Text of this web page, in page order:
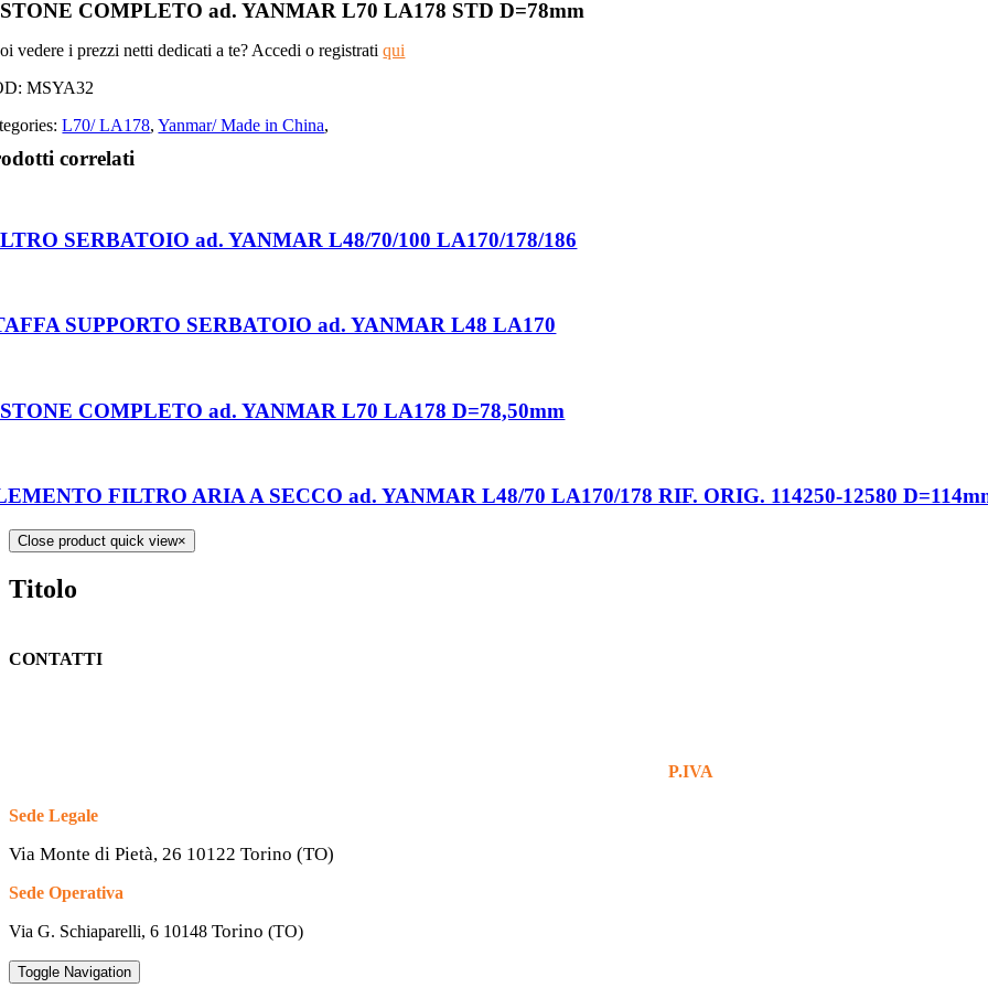
COMPLETO ad. YANMAR L70 LA178 STD D=78mm
vedere i prezzi netti dedicati a te? Accedi o registratiqui
MSYA32
L70/ LA178,Yanmar/ Made in China,
correlati
SERBATOIO ad. YANMAR L48/70/100 LA170/178/186
SUPPORTO SERBATOIO ad. YANMAR L48 LA170
COMPLETO ad. YANMAR L70 LA178 D=78,50mm
FILTRO ARIA A SECCO ad. YANMAR L48/70 LA170/178 RIF. ORIG. 114250-12580
Close product quick view×
Titolo
CONTATTI
P.IVA
Sede Legale
Via Monte di Pietà, 26 10122 Torino (TO)
Sede Operativa
Via G. Schiaparelli, 6 10148 Torino (TO)
Toggle Navigation